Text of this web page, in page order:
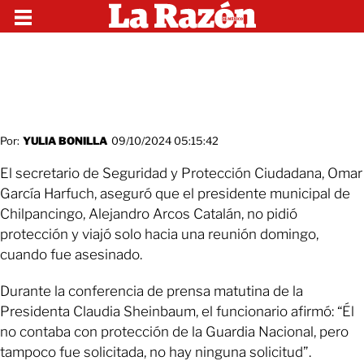
Por: YULIA BONILLA 09/10/2024 05:15:42
El secretario de Seguridad y Protección Ciudadana, Omar
García Harfuch, aseguró que el presidente municipal de
Chilpancingo, Alejandro Arcos Catalán, no pidió
protección y viajó solo hacia una reunión domingo,
cuando fue asesinado.
Durante la conferencia de prensa matutina de la
Presidenta Claudia Sheinbaum, el funcionario afirmó: “Él
no contaba con protección de la Guardia Nacional, pero
tampoco fue solicitada, no hay ninguna solicitud”.